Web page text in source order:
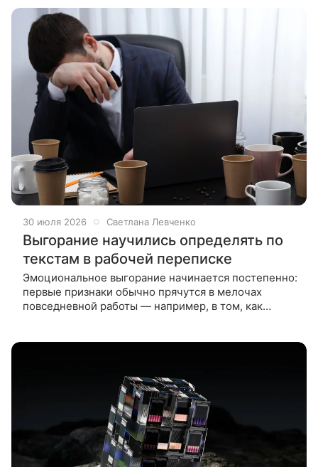
30 июля 2026 Светлана Левченко
Выгорание научились определять по
текстам в рабочей переписке
Эмоциональное выгорание начинается постепенно:
первые признаки обычно прячутся в мелочах
повседневной работы — например, в том, как